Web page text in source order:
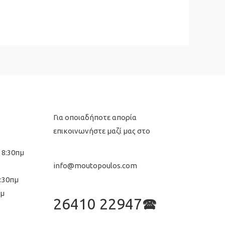
Για οποιαδήποτε απορία
επικοινωνήστε μαζί μας στο
info@moutopoulos.com
26410 22947🕿